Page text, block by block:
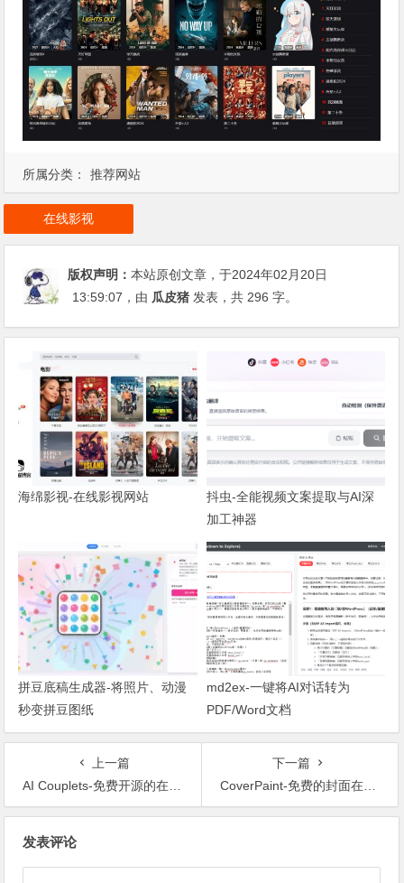
所属分类： 推荐网站
在线影视
版权声明：本站原创文章，于2024年02月20日
13:59:07 ，由 瓜皮猪 发表，共 296 字。
海绵影视-在线影视网站
抖虫-全能视频文案提取与AI深
加工神器
拼豆底稿生成器-将照片、动漫
秒变拼豆图纸
md2ex-一键将AI对话转为
PDF/Word文档
上一篇
AI Couplets-免费开源的在线AI对联/春联生成工具
下一篇
CoverPaint-免费的封面在线生成器
发表评论